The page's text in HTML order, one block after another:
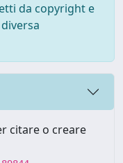
da copyright e
citare o creare